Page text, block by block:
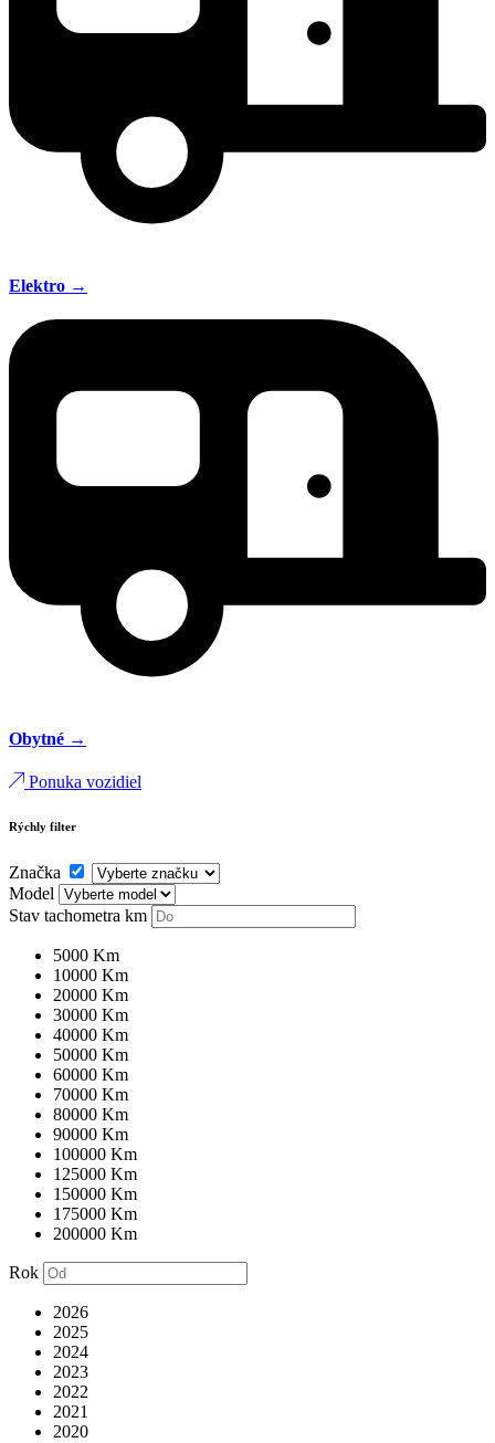
Elektro →
Obytné →
Ponuka vozidiel
Rýchly filter
Značka
Model
Stav tachometra km
5000 Km
10000 Km
20000 Km
30000 Km
40000 Km
50000 Km
60000 Km
70000 Km
80000 Km
90000 Km
100000 Km
125000 Km
150000 Km
175000 Km
200000 Km
Rok
2026
2025
2024
2023
2022
2021
2020